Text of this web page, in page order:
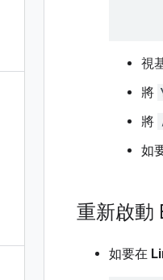
視
將
將
如
重新啟動
如要在